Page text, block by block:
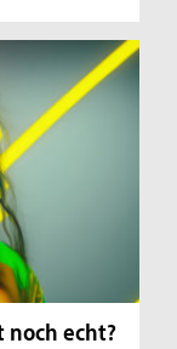
noch echt?